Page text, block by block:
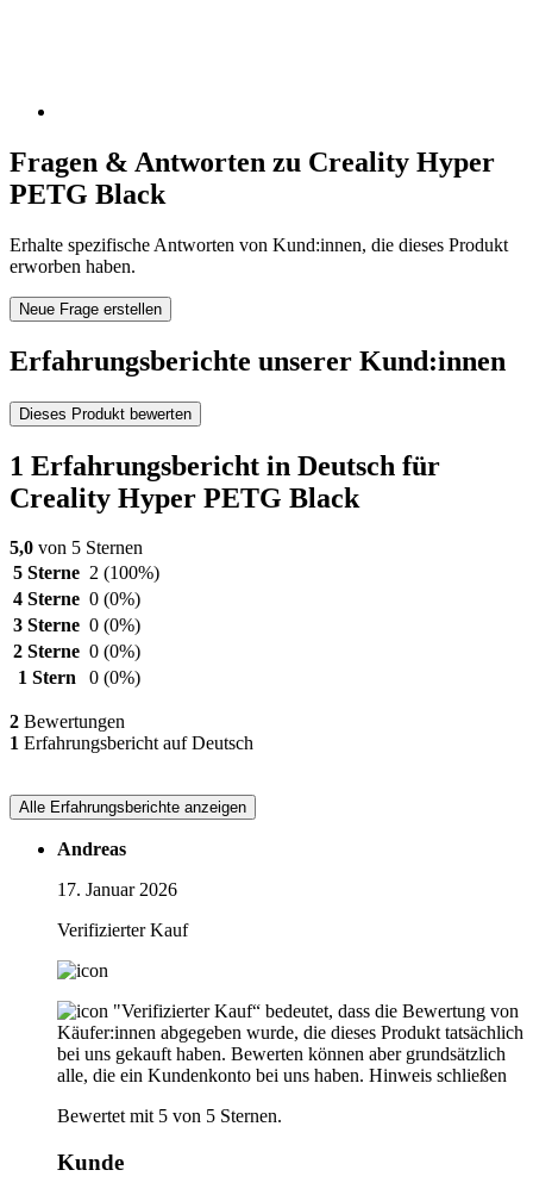
Fragen & Antworten zu Creality Hyper
PETG Black
Erhalte spezifische Antworten von Kund:innen, die dieses Produkt
erworben haben.
Neue Frage erstellen
Erfahrungsberichte unserer Kund:innen
Dieses Produkt bewerten
1 Erfahrungsbericht in Deutsch für
Creality Hyper PETG Black
5,0 von 5 Sternen
5 Sterne 2 (100%)
4 Sterne 0 (0%)
3 Sterne 0 (0%)
2 Sterne 0 (0%)
1 Stern
0 (0%)
2 Bewertungen
1 Erfahrungsbericht auf Deutsch
Alle Erfahrungsberichte anzeigen
Andreas
17. Januar 2026
Verifizierter Kauf
"Verifizierter Kauf“ bedeutet, dass die Bewertung von
Käufer:innen abgegeben wurde, die dieses Produkt tatsächlich
bei uns gekauft haben. Bewerten können aber grundsätzlich
alle, die ein Kundenkonto bei uns haben. Hinweis schließen
Bewertet mit 5 von 5 Sternen.
Kunde